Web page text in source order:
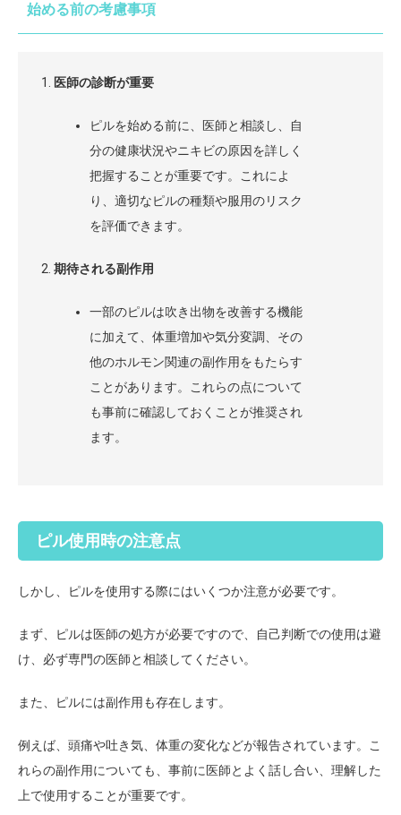
始める前の考慮事項
医師の診断が重要
ピルを始める前に、医師と相談し、自
分の健康状況やニキビの原因を詳しく
把握することが重要です。これによ
り、適切なピルの種類や服用のリスク
を評価できます。
期待される副作用
一部のピルは吹き出物を改善する機能
に加えて、体重増加や気分変調、その
他のホルモン関連の副作用をもたらす
ことがあります。これらの点について
も事前に確認しておくことが推奨され
ます。
ピル使用時の注意点
しかし、ピルを使用する際にはいくつか注意が必要です。
まず、ピルは医師の処方が必要ですので、自己判断での使用は避
け、必ず専門の医師と相談してください。
また、ピルには副作用も存在します。
例えば、頭痛や吐き気、体重の変化などが報告されています。こ
れらの副作用についても、事前に医師とよく話し合い、理解した
上で使用することが重要です。